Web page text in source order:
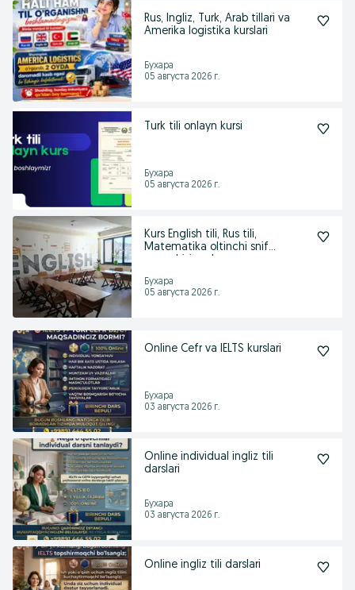
Rus, Ingliz, Turk, Arab tillari va
Amerika logistika kurslari
Бухара
05 августа 2026 г.
Turk tili onlayn kursi
Бухара
05 августа 2026 г.
Kurs English tili, Rus tili,
Matematika oltinchi snif
Бухара
05 августа 2026 г.
Online Cefr va IELTS kurslari
Бухара
03 августа 2026 г.
Online individual ingliz tili
darslari
Бухара
03 августа 2026 г.
Online ingliz tili darslari